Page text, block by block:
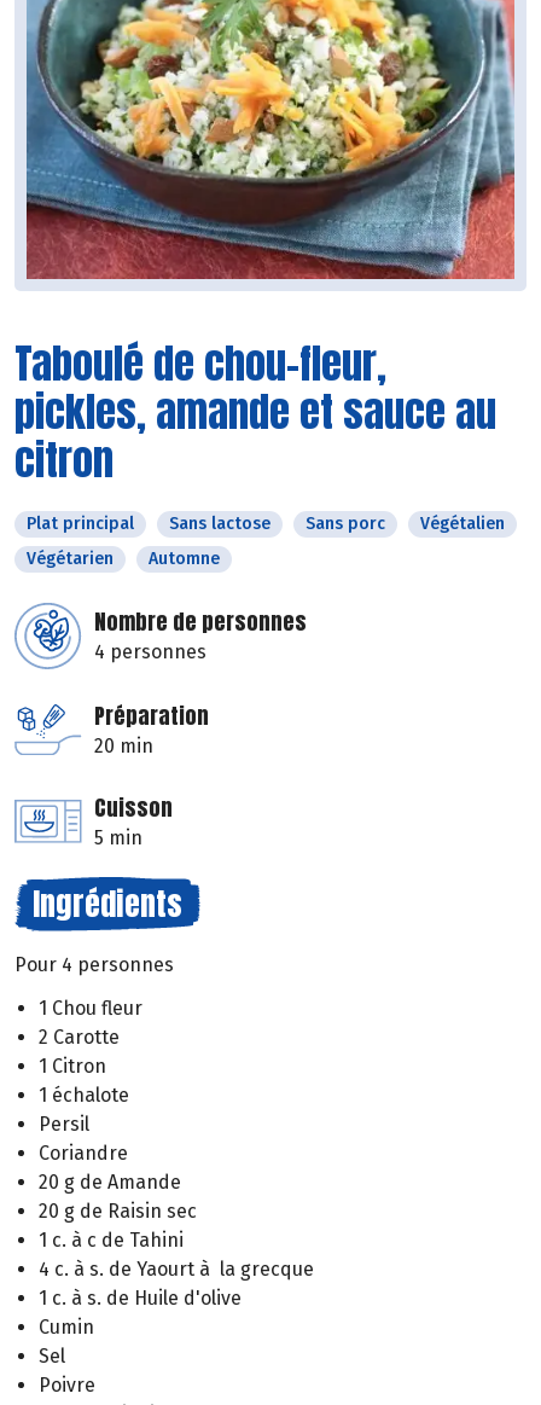
Taboulé de chou-fleur,
pickles, amande et sauce au
citron
Plat principal Sans lactose Sans porc
Végétalien
Végétarien
Automne
Nombre de personnes
4 personnes
Préparation
20 min
Cuisson
5 min
Ingrédients
Pour 4 personnes
1 Chou fleur
2 Carotte
1 Citron
1 échalote
Persil
Coriandre
20 g de Amande
20 g de Raisin sec
1 c. à c de Tahini
4 c. à s. de Yaourt à la grecque
1 c. à s. de Huile d'olive
Cumin
Sel
Poivre